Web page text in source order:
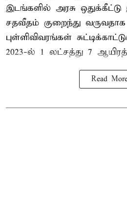
இடங்களில் அரசு
சதவீதம் குறைந்து வருவதாக
புள்ளிவிவரங்கள்
2023-ல் 1 லட்சத்து 7
Read